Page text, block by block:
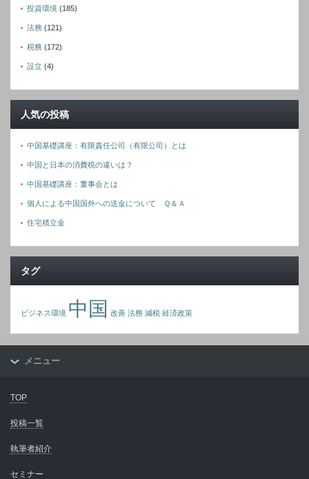
投資環境 (185)
法務 (121)
税務 (172)
設立 (4)
人気の投稿
中国基礎講座：有限責任公司（有限公司）とは
中国と日本の消費税の違いは？
中国基礎講座：董事会とは
個人による中国国外への送金について Ｑ＆Ａ
住宅積立金
タグ
ビジネス環境 中国 改善 法務 減税 経済政策
メニュー
TOP
投稿一覧
執筆者紹介
セミナー